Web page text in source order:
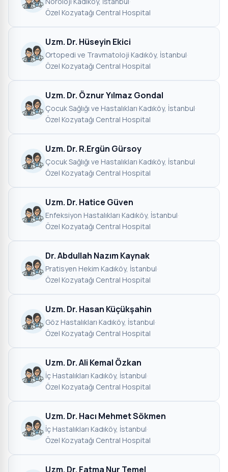
Özel Kozyatağı Central Hospital
Uzm. Dr. Hüseyin Ekici
Ortopedi ve Travmatoloji·Kadıköy, İstanbul·
Özel Kozyatağı Central Hospital
Uzm. Dr. Öznur Yılmaz Gondal
Çocuk Sağlığı ve Hastalıkları·Kadıköy, İstanbul·
Özel Kozyatağı Central Hospital
Uzm. Dr. R.Ergün Gürsoy
Çocuk Sağlığı ve Hastalıkları·Kadıköy, İstanbul·
Özel Kozyatağı Central Hospital
Uzm. Dr. Hatice Güven
Enfeksiyon Hastalıkları·Kadıköy, İstanbul·
Özel Kozyatağı Central Hospital
Dr. Abdullah Nazım Kaynak
Pratisyen Hekim·Kadıköy, İstanbul·
Özel Kozyatağı Central Hospital
Uzm. Dr. Hasan Küçükşahin
Göz Hastalıkları·Kadıköy, İstanbul·
Özel Kozyatağı Central Hospital
Uzm. Dr. Ali Kemal Özkan
İç Hastalıkları·Kadıköy, İstanbul·
Özel Kozyatağı Central Hospital
Uzm. Dr. Hacı Mehmet Sökmen
İç Hastalıkları·Kadıköy, İstanbul·
Özel Kozyatağı Central Hospital
Uzm. Dr. Fatma Nur Temel